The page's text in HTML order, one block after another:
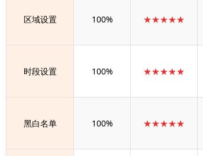
区域设置 100% ★★★★★
时段设置 100% ★★★★★
黑白名单 100% ★★★★★